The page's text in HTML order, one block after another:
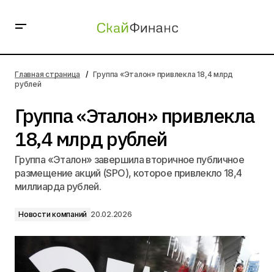
Главная страница
Группа «Эталон» привлекла 18,4 млрд
рублей
Группа «Эталон» привлекла
18,4 млрд рублей
Группа «Эталон» завершила вторичное публичное
размещение акций (SPO), которое привлекло 18,4
миллиарда рублей.
Новости компаний 20.02.2026